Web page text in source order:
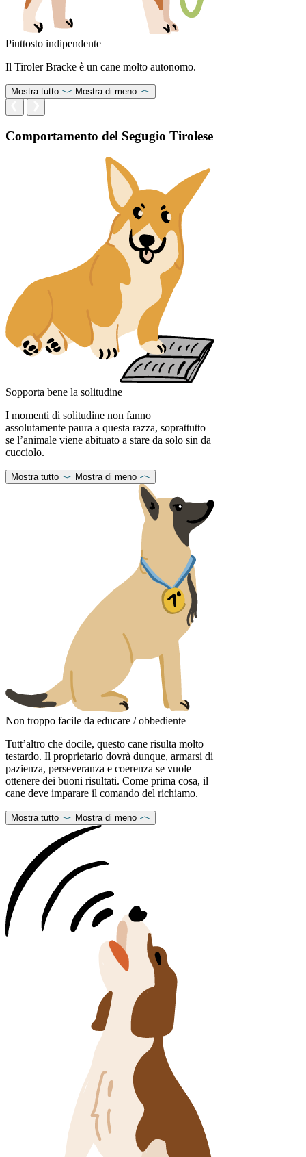
Piuttosto indipendente
Il Tiroler Bracke è un cane molto autonomo.
Mostra tutto Mostra di meno
Comportamento del Segugio Tirolese
Sopporta bene la solitudine
I momenti di solitudine non fanno
assolutamente paura a questa razza, soprattutto
se l’animale viene abituato a stare da solo sin da
cucciolo.
Mostra tutto Mostra di meno
Non troppo facile da educare / obbediente
Tutt’altro che docile, questo cane risulta molto
testardo. Il proprietario dovrà dunque, armarsi di
pazienza, perseveranza e coerenza se vuole
ottenere dei buoni risultati. Come prima cosa, il
cane deve imparare il comando del richiamo.
Mostra tutto Mostra di meno